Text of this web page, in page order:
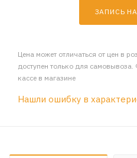
ЗАПИСЬ
Цена может отличаться от цен в
доступен только для самовывоза.
кассе в магазине
Нашли ошибку в